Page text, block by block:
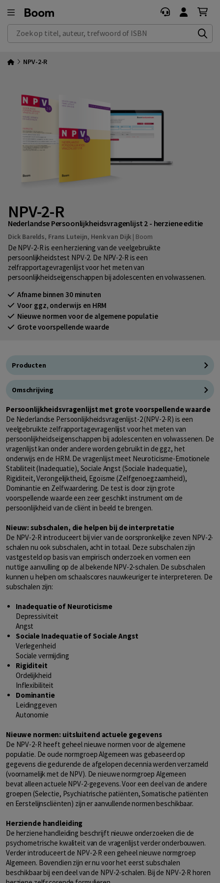
Zoek op titel, auteur, trefwoord of ISBN
NPV-2-R
NPV-2-R
Nederlandse Persoonlijkheidsvragenlijst 2 - herziene editie
Dick Barelds, Frans Luteijn, Henk van Dijk | Boom
De NPV-2-R is een herziening van de veelgebruikte
persoonlijkheidstest NPV-2. De NPV-2-R is een
zelfrapportagevragenlijst voor het meten van
persoonlijkheidseigenschappen bij adolescenten en volwassenen.
Afname binnen 30 minuten
Voor ggz, onderwijs en HRM
Nieuwe normen voor de algemene populatie
Grote voorspellende waarde
Producten
Omschrijving
Persoonlijkheidsvragenlijst met grote voorspellende waarde
De Nederlandse Persoonlijkheidsvragenlijst-2 (NPV-2-R) is een
veelgebruikte zelfrapportagevragenlijst voor het meten van
persoonlijkheidseigenschappen bij adolescenten en volwassenen. De
vragenlijst kan onder andere worden gebruikt in de ggz, het
onderwijs en de HRM. De vragenlijst meet Neuroticisme-Emotionele
Stabiliteit (Inadequatie), Sociale Angst (Sociale Inadequatie),
Rigiditeit, Verongelijktheid, Egoïsme (Zelfgenoegzaamheid),
Dominantie en Zelfwaardering. De test is door zijn grote
voorspellende waarde een zeer geschikt instrument om de
persoonlijkheid van de cliënt in beeld te brengen.
Nieuw: subschalen, die helpen bij de interpretatie
De NPV-2-R introduceert bij vier van de oorspronkelijke zeven NPV-2-
schalen nu ook subschalen, acht in totaal. Deze subschalen zijn
vastgesteld op basis van empirisch onderzoek en vormen een
nuttige aanvulling op de al bekende NPV-2-schalen. De subschalen
kunnen u helpen om schaalscores nauwkeuriger te interpreteren. De
subschalen zijn:
Inadequatie of Neuroticisme
Depressiviteit
Angst
Sociale Inadequatie of Sociale Angst
Verlegenheid
Sociale vermijding
Rigiditeit
Ordelijkheid
Inflexibiliteit
Dominantie
Leidinggeven
Autonomie
Nieuwe normen: uitsluitend actuele gegevens
De NPV-2-R heeft geheel nieuwe normen voor de algemene
populatie. De oude normgroep Algemeen was gebaseerd op
gegevens die gedurende de afgelopen decennia werden verzameld
(voornamelijk met de NPV). De nieuwe normgroep Algemeen
bevat alleen actuele NPV-2-gegevens. Voor een deel van de andere
groepen (Selectie, Psychiatrische patiënten, Somatische patiënten
en Eerstelijnscliënten) zijn er aanvullende normen beschikbaar.
Herziende handleiding
De herziene handleiding beschrijft nieuwe onderzoeken die de
psychometrische kwaliteit van de vragenlijst verder onderbouwen.
Verder introduceert de NPV-2-R een geheel nieuwe normgroep
Algemeen. Bovendien zijn er nu voor het eerst subschalen
beschikbaar bij een deel van de NPV-2-schalen. Bij de NPV-2-R horen